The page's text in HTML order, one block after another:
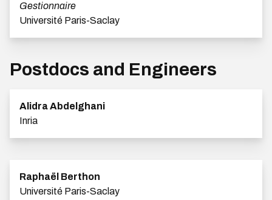
Gestionnaire
Université Paris-Saclay
Postdocs and Engineers
Alidra Abdelghani
Inria
Raphaël Berthon
Université Paris-Saclay